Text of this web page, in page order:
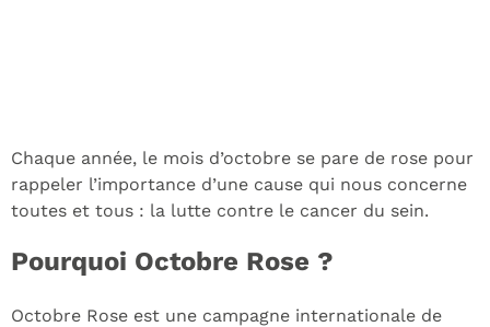
Chaque année, le mois d’octobre se pare de rose pour
rappeler l’importance d’une cause qui nous concerne
toutes et tous : la lutte contre le cancer du sein.
Pourquoi Octobre Rose ?
Octobre Rose est une campagne internationale de